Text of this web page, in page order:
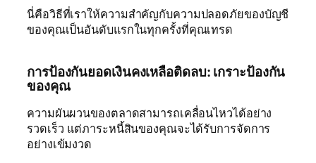
นี่คือวิธีที่เราให้ความสำคัญกับความปลอดภัยของบัญชี
ของคุณเป็นอันดับแรกในทุกครั้งที่คุณเทรด
การป้องกันยอดเงินคงเหลือติดลบ: เกราะป้องกัน
ของคุณ
ความผันผวนของตลาดสามารถเคลื่อนไหวได้อย่าง
รวดเร็ว แต่ภาระหนี้สินของคุณจะได้รับการจัดการ
อย่างเข้มงวด